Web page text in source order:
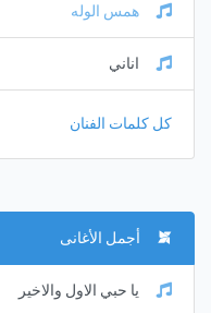
همس الوله
اناني
كل كلمات الفنان
أجمل الأغانى
يا حبي الاول والاخير